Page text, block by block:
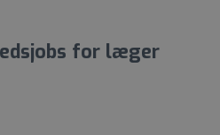
for læger